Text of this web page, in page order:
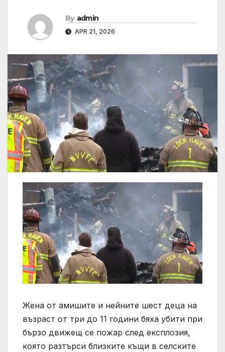
By admin
APR 21, 2026
Жена от амишите и нейните шест деца на
възраст от три до 11 години бяха убити при
бързо движещ се пожар след експлозия,
която разтърси близките къщи в селските